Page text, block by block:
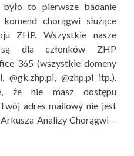
to pierwsze badanie
chorągwi służące
ZHP. Wszystkie nasze
są dla członków ZHP
365 (wszystkie domeny
@gk.zhp.pl, @zhp.pl itp.).
że nie masz dostępu
adres mailowy nie jest
Analizy Chorągwi –